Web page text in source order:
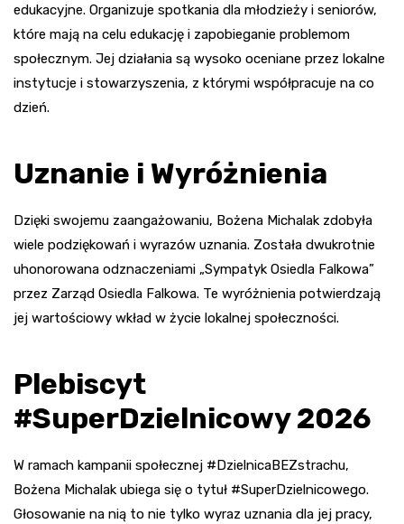
edukacyjne. Organizuje spotkania dla młodzieży i seniorów,
które mają na celu edukację i zapobieganie problemom
społecznym. Jej działania są wysoko oceniane przez lokalne
instytucje i stowarzyszenia, z którymi współpracuje na co
dzień.
Uznanie i Wyróżnienia
Dzięki swojemu zaangażowaniu, Bożena Michalak zdobyła
wiele podziękowań i wyrazów uznania. Została dwukrotnie
uhonorowana odznaczeniami „Sympatyk Osiedla Falkowa”
przez Zarząd Osiedla Falkowa. Te wyróżnienia potwierdzają
jej wartościowy wkład w życie lokalnej społeczności.
Plebiscyt
#SuperDzielnicowy 2026
W ramach kampanii społecznej #DzielnicaBEZstrachu,
Bożena Michalak ubiega się o tytuł #SuperDzielnicowego.
Głosowanie na nią to nie tylko wyraz uznania dla jej pracy,